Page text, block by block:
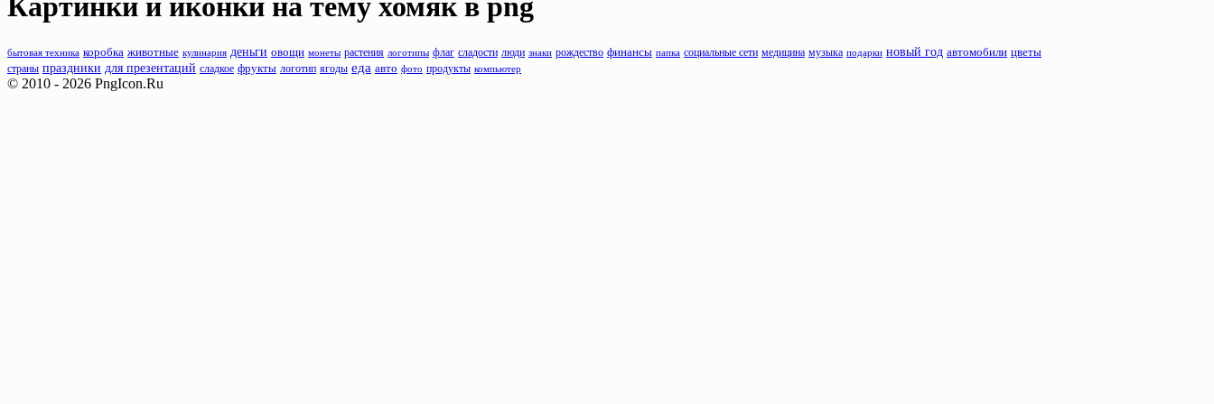
Картинки и иконки на тему хомякв png
бытовая техника коробка животные кулинария деньги овощи монеты растения логотипы флаг сладости люди знаки рождество финансы папка социальные сети медицина музыка подарки новый год автомобили цветы
страны праздники для презентаций сладкое фрукты логотип ягоды еда авто фото продукты компьютер
© 2010 - 2026 PngIcon.Ru